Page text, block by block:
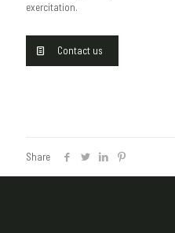
exercitation.
Contact us
Share